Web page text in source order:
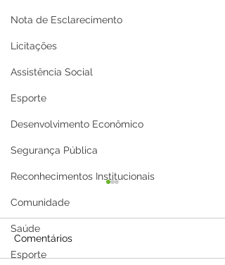
Nota de Esclarecimento
Licitações
Assistência Social
Esporte
Desenvolvimento Econômico
Segurança Pública
Reconhecimentos Institucionais
Comunidade
Saúde
Esporte
Comentários